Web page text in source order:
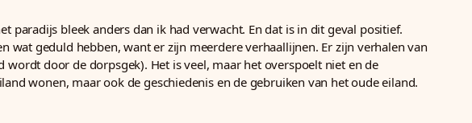
paradijs bleek anders dan ik had verwacht. En dat is in dit geval positief.
wat geduld hebben, want er zijn meerdere verhaallijnen. Er zijn verhalen van
door de dorpsgek). Het is veel, maar het overspoelt niet en de
wonen, maar ook de geschiedenis en de gebruiken van het oude eiland.